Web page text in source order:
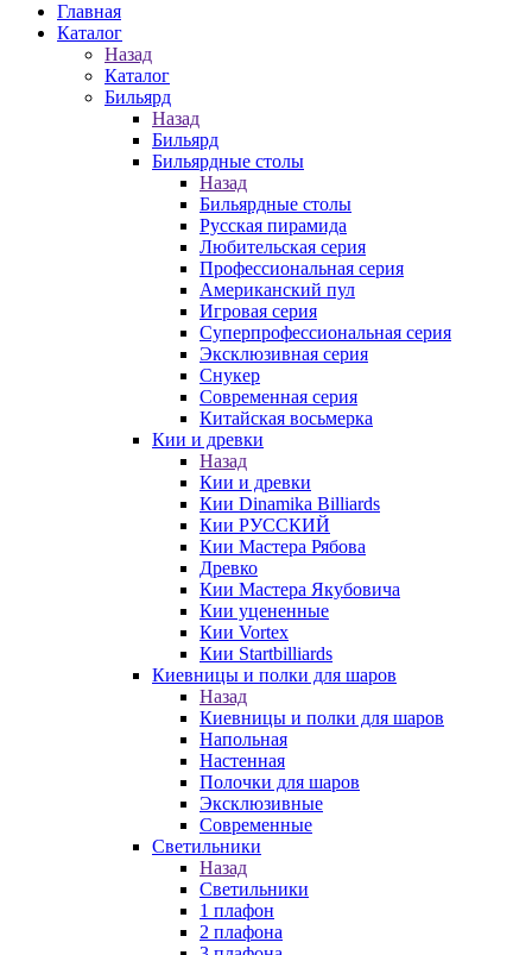
Главная
Каталог
Назад
Каталог
Бильярд
Назад
Бильярд
Бильярдные столы
Назад
Бильярдные столы
Русская пирамида
Любительская серия
Профессиональная серия
Американский пул
Игровая серия
Суперпрофессиональная серия
Эксклюзивная серия
Снукер
Современная серия
Китайская восьмерка
Кии и древки
Назад
Кии и древки
Кии Dinamika Billiards
Кии РУССКИЙ
Кии Мастера Рябова
Древко
Кии Мастера Якубовича
Кии уцененные
Кии Vortex
Кии Startbilliards
Киевницы и полки для шаров
Назад
Киевницы и полки для шаров
Напольная
Настенная
Полочки для шаров
Эксклюзивные
Современные
Светильники
Назад
Светильники
1 плафон
2 плафона